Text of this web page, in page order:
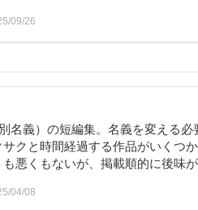
09/26
名義）の短編集。名義を変える必
クと時間経過する作品がいくつ
悪くもないが、掲載順的に後味が
04/08